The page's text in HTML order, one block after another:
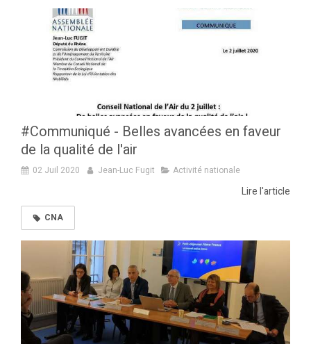
#Communiqué - Belles avancées en faveur
de la qualité de l'air
02 Juil 2020 Jean-Luc Fugit Activité nationale
Lire l'article
CNA